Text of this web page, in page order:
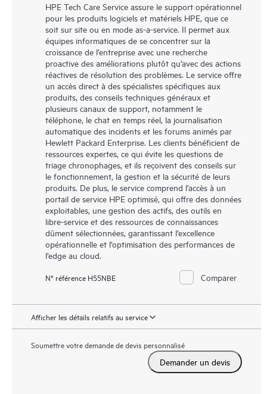
HPE Tech Care Service assure le support opérationnel
pour les produits logiciels et matériels HPE, que ce
soit sur site ou en mode as-a-service. Il permet aux
équipes informatiques de se concentrer sur la
croissance de l’entreprise avec une recherche
proactive des améliorations plutôt qu’avec des actions
réactives de résolution des problèmes. Le service offre
un accès direct à des spécialistes spécifiques aux
produits, des conseils techniques généraux et
plusieurs canaux de support, notamment le
téléphone, le chat en temps réel, la journalisation
automatique des incidents et les forums animés par
Hewlett Packard Enterprise. Les clients bénéficient de
ressources expertes, ce qui évite les questions de
triage chronophages, et ils reçoivent des conseils sur
le fonctionnement, la gestion et la sécurité de leurs
produits. De plus, le service comprend l’accès à un
portail de service HPE optimisé, qui offre des données
exploitables, une gestion des actifs, des outils en
libre-service et des ressources de connaissances
dûment sélectionnées, garantissant l’excellence
opérationnelle et l’optimisation des performances de
l’edge au cloud.
N° référence H55NBE Comparer
Afficher les détails relatifs au service
Soumettre votre demande de devis personnalisé
Demander un devis